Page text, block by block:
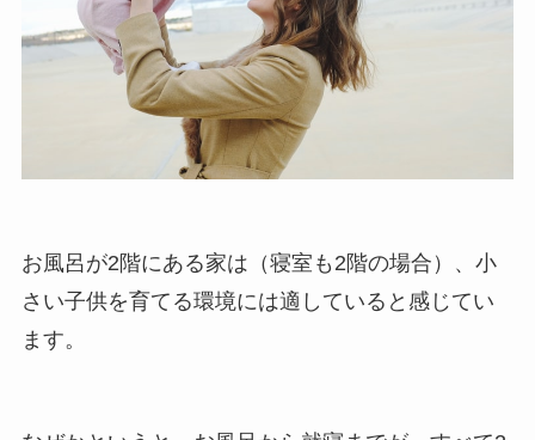
お風呂が2階にある家は（寝室も2階の場合）、小
さい子供を育てる環境には適していると感じてい
ます。